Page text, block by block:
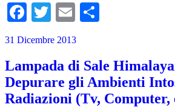
Facebook
Twitter
Email
31 Dicembre 2013
Lampada di Sale
Depurare gli Ambienti
Radiazioni (Tv,